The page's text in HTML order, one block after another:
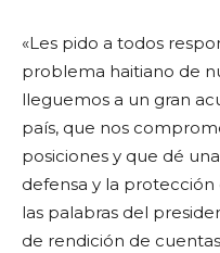
«Les pido a todos
problema haitiano de
lleguemos a un gran
país, que nos
posiciones y que dé
defensa y la protección
las palabras del
de rendición de